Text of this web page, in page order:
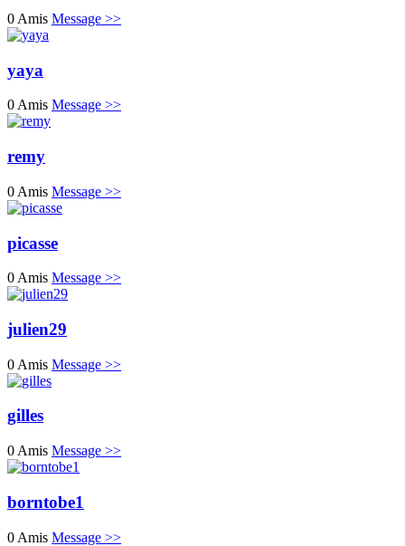
0 Amis Message >>
yaya
0 Amis Message >>
remy
0 Amis Message >>
picasse
0 Amis Message >>
julien29
0 Amis Message >>
gilles
0 Amis Message >>
borntobe1
0 Amis Message >>